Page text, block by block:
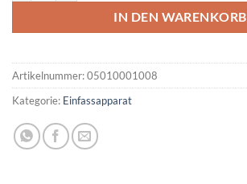
IN DEN WARENKORB
Artikelnummer:05010001008
Kategorie: Einfassapparat